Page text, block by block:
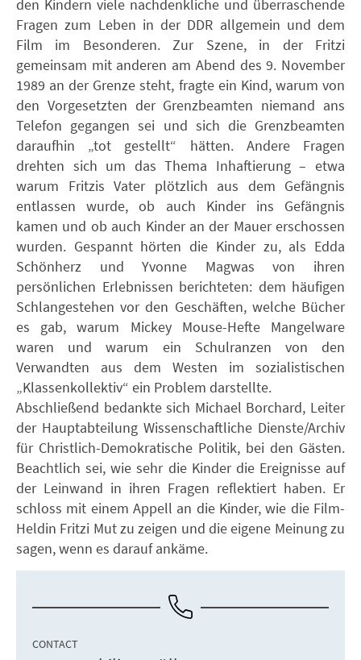
den Kindern viele nachdenkliche und überraschende
Fragen zum Leben in der DDR allgemein und dem
Film im Besonderen. Zur Szene, in der Fritzi
gemeinsam mit anderen am Abend des 9. November
1989 an der Grenze steht, fragte ein Kind, warum von
den Vorgesetzten der Grenzbeamten niemand ans
Telefon gegangen sei und sich die Grenzbeamten
daraufhin „tot gestellt“ hätten. Andere Fragen
drehten sich um das Thema Inhaftierung – etwa
warum Fritzis Vater plötzlich aus dem Gefängnis
entlassen wurde, ob auch Kinder ins Gefängnis
kamen und ob auch Kinder an der Mauer erschossen
wurden. Gespannt hörten die Kinder zu, als Edda
Schönherz und Yvonne Magwas von ihren
persönlichen Erlebnissen berichteten: dem häufigen
Schlangestehen vor den Geschäften, welche Bücher
es gab, warum Mickey Mouse-Hefte Mangelware
waren und warum ein Schulranzen von den
Verwandten aus dem Westen im sozialistischen
„Klassenkollektiv“ ein Problem darstellte.
Abschließend bedankte sich Michael Borchard, Leiter
der Hauptabteilung Wissenschaftliche Dienste/Archiv
für Christlich-Demokratische Politik, bei den Gästen.
Beachtlich sei, wie sehr die Kinder die Ereignisse auf
der Leinwand in ihren Fragen reflektiert haben. Er
schloss mit einem Appell an die Kinder, wie die Film-
Heldin Fritzi Mut zu zeigen und die eigene Meinung zu
sagen, wenn es darauf ankäme.
CONTACT